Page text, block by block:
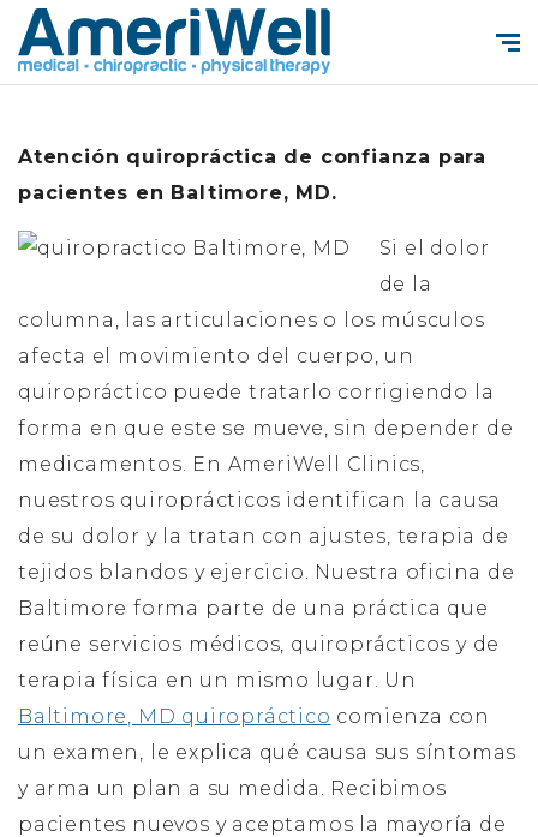
Atención quiropráctica de confianza para
pacientes en Baltimore, MD.
Si el dolor
de la
columna, las articulaciones o los músculos
afecta el movimiento del cuerpo, un
quiropráctico puede tratarlo corrigiendo la
forma en que este se mueve, sin depender de
medicamentos. En AmeriWell Clinics,
nuestros quiroprácticos identifican la causa
de su dolor y la tratan con ajustes, terapia de
tejidos blandos y ejercicio. Nuestra oficina de
Baltimore forma parte de una práctica que
reúne servicios médicos, quiroprácticos y de
terapia física en un mismo lugar. Un
Baltimore, MD quiropráctico comienza con
un examen, le explica qué causa sus síntomas
y arma un plan a su medida. Recibimos
pacientes nuevos y aceptamos la mayoría de